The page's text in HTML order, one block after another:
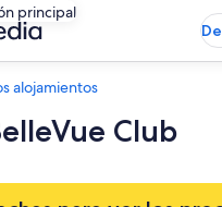
principal
alojamientos
Club